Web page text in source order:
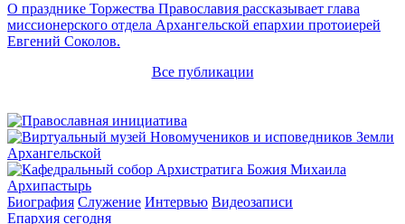
О празднике Торжества Православия рассказывает глава
миссионерского отдела Архангельской епархии протоиерей
Евгений Соколов.
Все публикации
Архипастырь
Биография Служение Интервью Видеозаписи
Епархия сегодня